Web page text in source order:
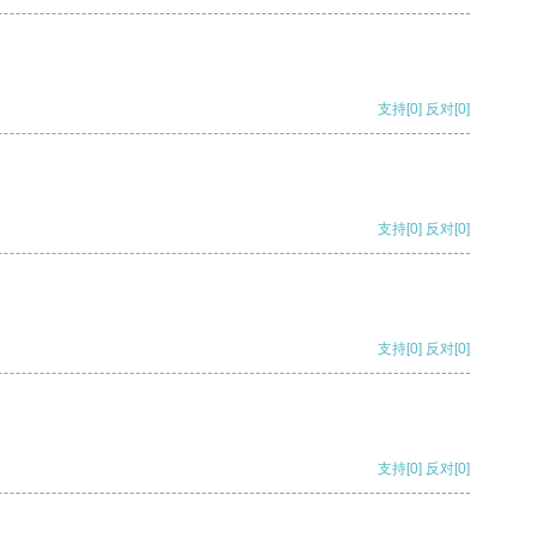
支持[0] 反对[0]
支持[0] 反对[0]
支持[0] 反对[0]
支持[0] 反对[0]